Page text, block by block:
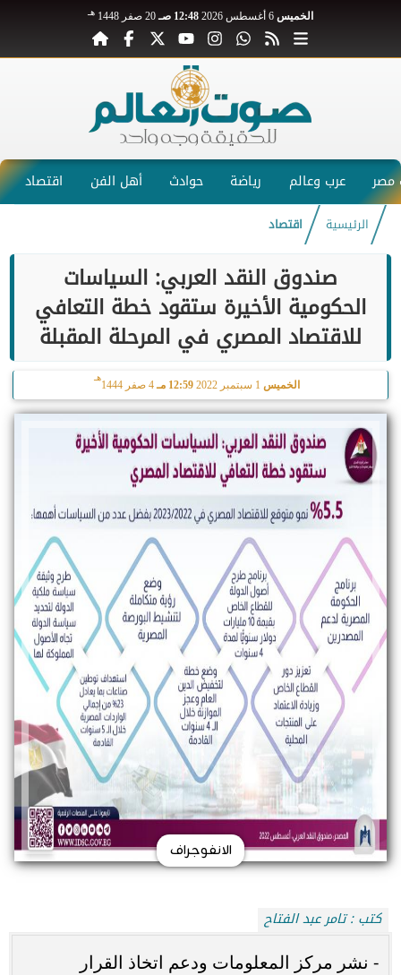
الخميس 12:48 صـ 20 صفر 1448 هـ
عرب وعالم رياضة حوادث أهل الفن اقتصاد
الرئيسية اقتصاد
صندوق النقد العربي: السياسات
الحكومية الأخيرة ستقود خطة التعافي
للاقتصاد المصري في المرحلة المقبلة
الخميس 12:59 مـ 4 صفر 1444
هـ
الانفوجراف
كتب : تامر عبد الفتاح
- نشر مركز المعلومات ودعم اتخاذ القرار